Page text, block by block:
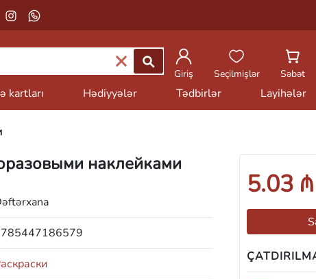
Giriş
Seçilmişlər Səbət
kartları Hədiyyələr Tədbirlər Layihələr
наклейками
5.03 ₼